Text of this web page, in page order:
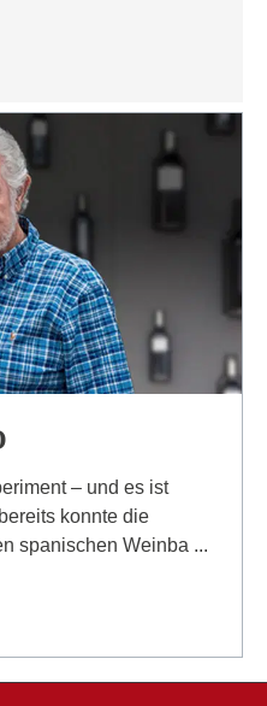
– und es ist
konnte die
spanischen Weinba ...